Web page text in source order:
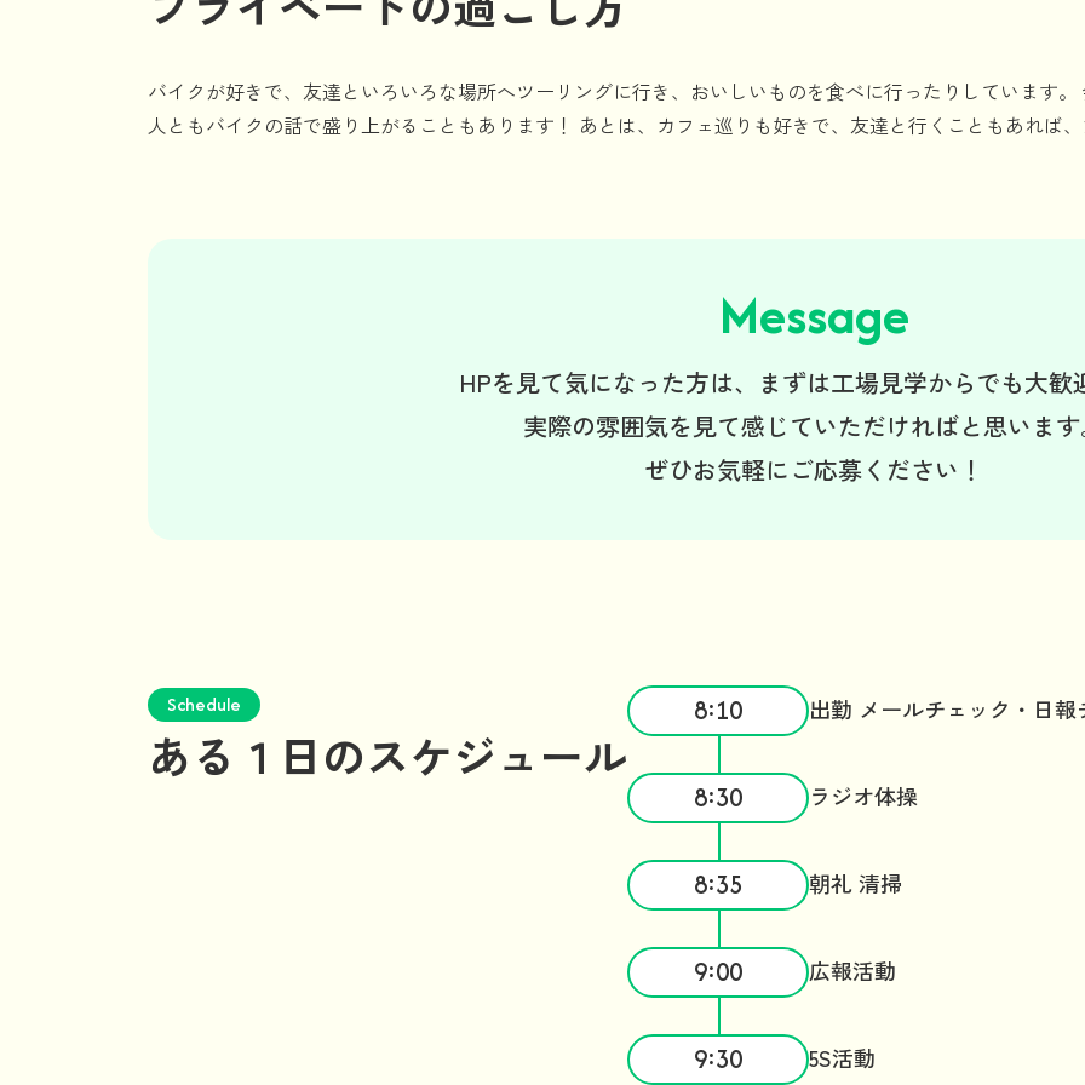
バイクが好きで、友達といろいろな場所へツーリングに行き、おいしいものを食べに行ったりしています
人ともバイクの話で盛り上がることもあります！ あとは、カフェ巡りも好きで、友達と行くこともあれば
Message
HPを見て気になった方は、 まずは工場見学からでも大歓
実際の雰囲気を見て感じていただければと思いま
ぜひお気軽にご応募ください！
Schedule
ある１日のスケジュール
8:10 出勤 メールチェック・日報
8:30 ラジオ体操
8:35 朝礼 清掃
9:00 広報活動
9:30 5S活動